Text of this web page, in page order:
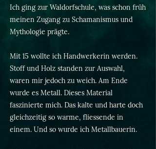
Ich ging zur Waldorfschule, was schon früh
meinen Zugang zu Schamanismus und
Mythologie prägte.
Mit 15 wollte ich Handwerkerin werden.
Stoff und Holz standen zur Auswahl,
waren mir jedoch zu weich. Am Ende
wurde es Metall. Dieses Material
faszinierte mich. Das kalte und harte doch
gleichzeitig so warme, fliessende in
einem. Und so wurde ich Metallbauerin.